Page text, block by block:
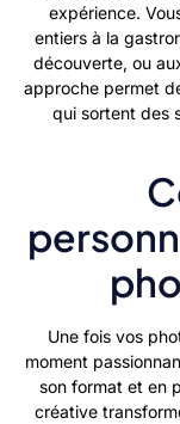
expérience.
entiers à la
découverte, ou
approche permet
qui sortent des
Une fois vos
moment
son format et en
créative